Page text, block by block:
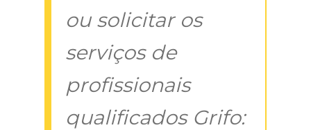
ou solicitar os
serviços de
profissionais
qualificados Grifo: